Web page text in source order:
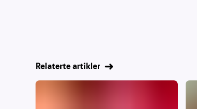
Relaterte artikler